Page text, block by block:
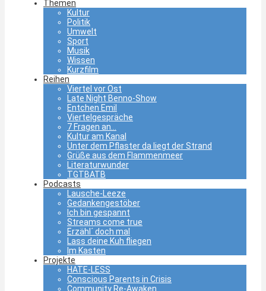
Themen
Kultur
Politik
Umwelt
Sport
Musik
Wissen
Kurzfilm
Reihen
Viertel vor Ost
Late Night Benno-Show
Entchen Emil
Viertelgespräche
7 Fragen an…
Kultur am Kanal
Unter dem Pflaster da liegt der Strand
Grüße aus dem Flammenmeer
Literaturwunder
TGTBATB
Podcasts
Lausche-Leeze
Gedankengestöber
Ich bin gespannt
Streams come true
Erzähl´ doch mal
Lass deine Kuh fliegen
Im Kasten
Projekte
HATE-LESS
Conscious Parents in Crisis
Community Re-Awaken